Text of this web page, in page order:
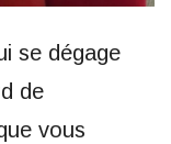
se dégage
de
vous